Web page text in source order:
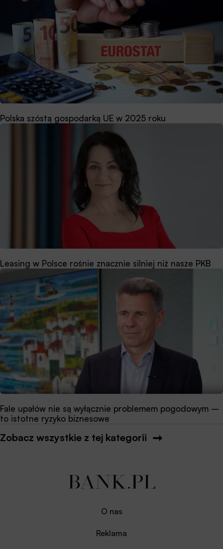
Polska szóstą gospodarką UE w 2025 roku
Leasing w Polsce rośnie znacznie silniej niż nasze PKB
Fale upałów nie są wyłącznie problemem pogodowym –
to istotne ryzyko biznesowe
Zobacz wszystkie z tej kategorii
O nas
Reklama